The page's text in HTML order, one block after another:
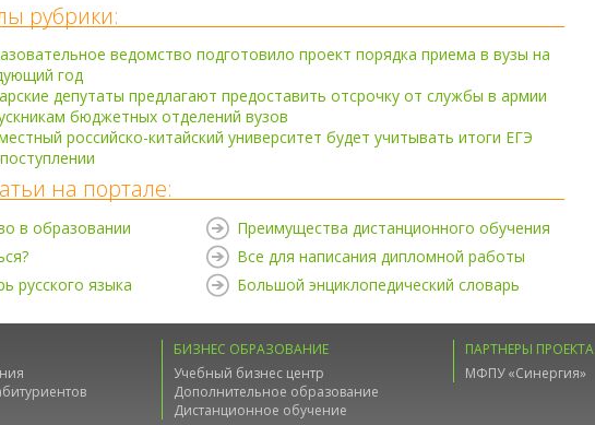
рубрики:
ведомство подготовило проект порядка приема в вузы на
год
депутаты предлагают предоставить отсрочку от службы в армии
бюджетных отделений вузов
российско-китайский университет будет учитывать итоги ЕГЭ
на портале:
в образовании
русского языка
Преимущества дистанционного обучения
Все для написания дипломной работы
Большой энциклопедический словарь
БИЗНЕС ОБРАЗОВАНИЕ
Учебный бизнес центр
Дополнительное образование
Дистанционное обучение
ПАРТНЕРЫ ПРОЕКТА
МФПУ «Синергия»